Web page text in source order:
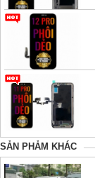
SẢN PHẢM KHÁC